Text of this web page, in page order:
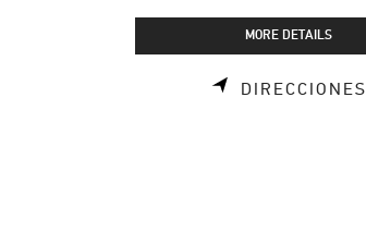
MORE DETAILS
DIRECCIONES